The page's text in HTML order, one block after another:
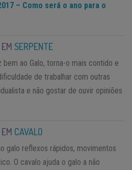
– Como será o ano para o
SERPENTE
ao Galo, torna-o mais contido e
de trabalhar com outras
e não gostar de ouvir opiniões
CAVALO
galo reflexos rápidos, movimentos
O cavalo ajuda o galo a não